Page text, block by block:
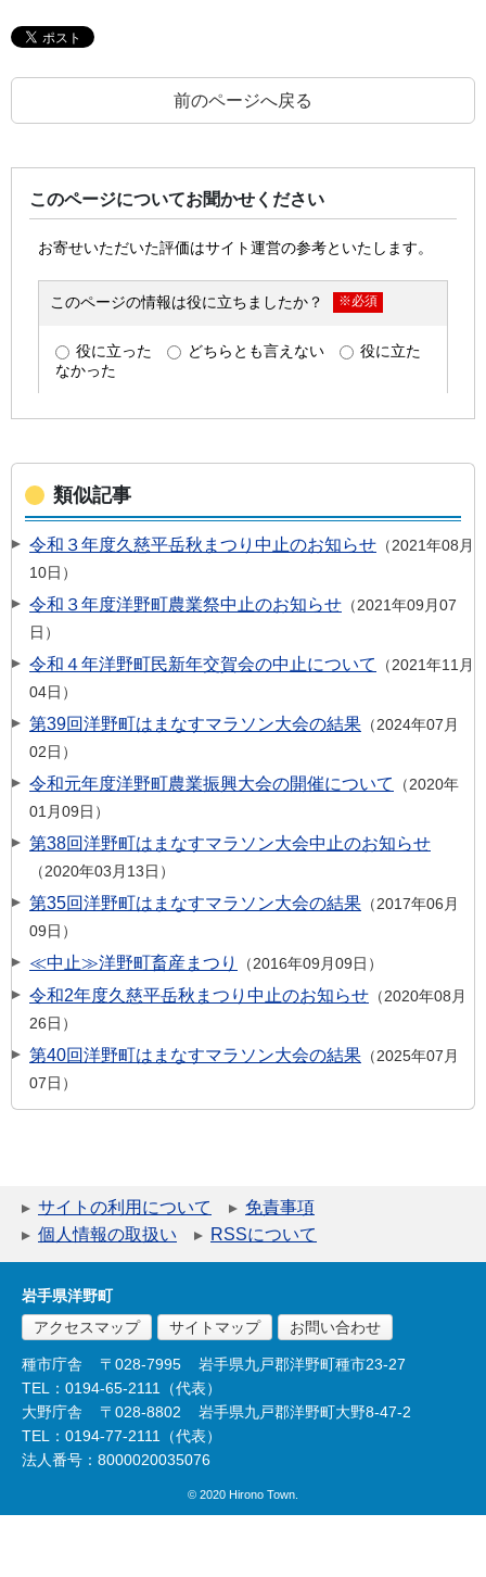
前のページへ戻る
このページについてお聞かせください
類似記事
令和３年度久慈平岳秋まつり中止のお知らせ
2021年08月
10日
令和３年度洋野町農業祭中止のお知らせ
2021年09月07
日
令和４年洋野町民新年交賀会の中止について
2021年11月
04日
第39回洋野町はまなすマラソン大会の結果
2024年07月
02日
令和元年度洋野町農業振興大会の開催について
2020年
01月09日
第38回洋野町はまなすマラソン大会中止のお知らせ
2020年03月13日
第35回洋野町はまなすマラソン大会の結果
2017年06月
09日
≪中止≫洋野町畜産まつり 2016年09月09日
令和2年度久慈平岳秋まつり中止のお知らせ
2020年08月
26日
第40回洋野町はまなすマラソン大会の結果
2025年07月
07日
サイトの利用について
免責事項
個人情報の取扱い
RSSについて
岩手県洋野町
アクセスマップ
サイトマップ お問い合わせ
種市庁舎 〒028-7995
岩手県九戸郡洋野町種市23-27
TEL：0194-65-2111（代表）
大野庁舎
〒028-8802
岩手県九戸郡洋野町大野8-47-2
TEL：0194-77-2111（代表）
法人番号：8000020035076
© 2020 Hirono Town.